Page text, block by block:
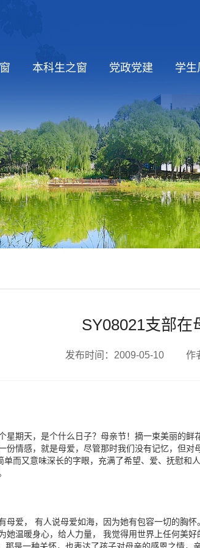
本科生之窗 党政党建
党风廉政
工会活动
学生
SY08021支部在
发布时间：2009-05-10 作
星期天，是个什么日子？母亲节！摘一束美丽的鲜
份情感，就是母爱，尽管那时我们没有记忆，但
单而又意味深长的字眼，充满了希望、爱、抚慰和
母爱， 有人说母爱如海，因为她有包容一切的胸
她温暖身心，给人力量， 我觉得用世界上任何美